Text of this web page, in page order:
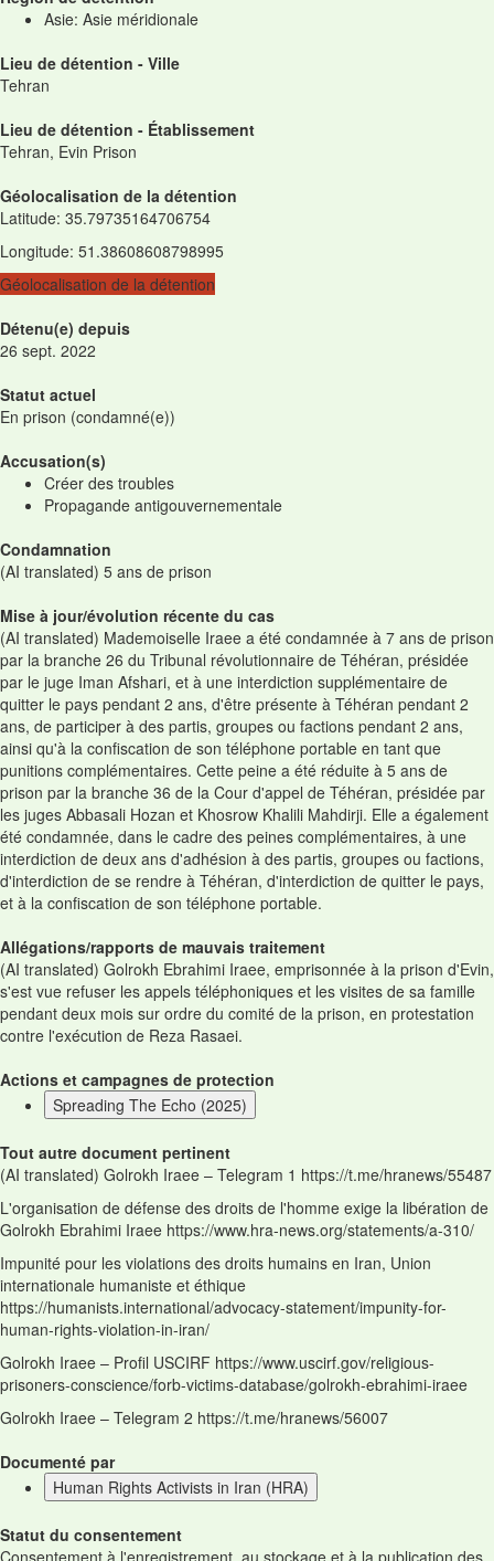
Asie: Asie méridionale
Lieu de détention - Ville
Tehran
Lieu de détention - Établissement
Tehran, Evin Prison
Géolocalisation de la détention
Latitude: 35.79735164706754
Longitude: 51.38608608798995
Géolocalisation de la détention
Détenu(e) depuis
26 sept. 2022
Statut actuel
En prison (condamné(e))
Accusation(s)
Créer des troubles
Propagande antigouvernementale
Condamnation
(AI translated) 5 ans de prison
Mise à jour/évolution récente du cas
(AI translated) Mademoiselle Iraee a été condamnée à 7 ans de prison
par la branche 26 du Tribunal révolutionnaire de Téhéran, présidée
par le juge Iman Afshari, et à une interdiction supplémentaire de
quitter le pays pendant 2 ans, d'être présente à Téhéran pendant 2
ans, de participer à des partis, groupes ou factions pendant 2 ans,
ainsi qu'à la confiscation de son téléphone portable en tant que
punitions complémentaires. Cette peine a été réduite à 5 ans de
prison par la branche 36 de la Cour d'appel de Téhéran, présidée par
les juges Abbasali Hozan et Khosrow Khalili Mahdirji. Elle a également
été condamnée, dans le cadre des peines complémentaires, à une
interdiction de deux ans d'adhésion à des partis, groupes ou factions,
d'interdiction de se rendre à Téhéran, d'interdiction de quitter le pays,
et à la confiscation de son téléphone portable.
Allégations/rapports de mauvais traitement
(AI translated) Golrokh Ebrahimi Iraee, emprisonnée à la prison d'Evin,
s'est vue refuser les appels téléphoniques et les visites de sa famille
pendant deux mois sur ordre du comité de la prison, en protestation
contre l'exécution de Reza Rasaei.
Actions et campagnes de protection
Spreading The Echo (2025)
Tout autre document pertinent
(AI translated) Golrokh Iraee – Telegram 1 https://t.me/hranews/55487
L'organisation de défense des droits de l'homme exige la libération de
Golrokh Ebrahimi Iraee https://www.hra-news.org/statements/a-310/
Impunité pour les violations des droits humains en Iran, Union
internationale humaniste et éthique
https://humanists.international/advocacy-statement/impunity-for-
human-rights-violation-in-iran/
Golrokh Iraee – Profil USCIRF https://www.uscirf.gov/religious-
prisoners-conscience/forb-victims-database/golrokh-ebrahimi-iraee
Golrokh Iraee – Telegram 2 https://t.me/hranews/56007
Documenté par
Human Rights Activists in Iran (HRA)
Statut du consentement
Consentement à l'enregistrement, au stockage et à la publication des